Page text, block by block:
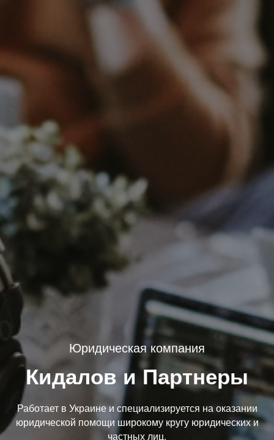
Юридическая компания
Кидалов и Партнеры
Работает в Украине и специализируется на оказании
юридической помощи широкому кругу юридических и
частных лиц.